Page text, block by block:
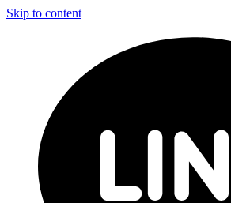
Skip to content